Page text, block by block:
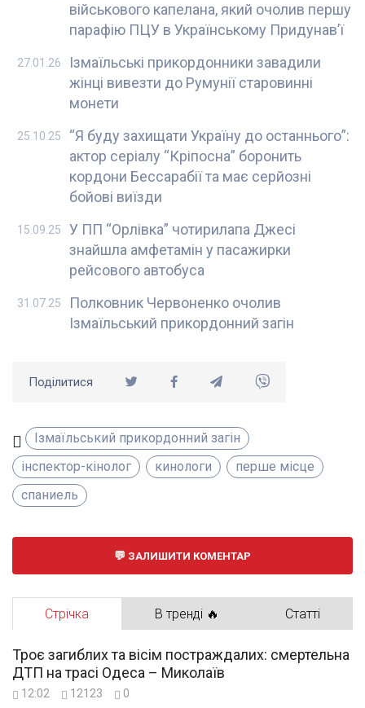
військового капелана, який очолив першу
парафію ПЦУ в Українському Придунав’ї
Ізмаїльські прикордонники завадили
жінці вивезти до Румунії старовинні
монети
27.01.26
“Я буду захищати Україну до останнього”:
актор серіалу “Кріпосна” боронить
кордони Бессарабії та має серйозні
бойові виїзди
25.10.25
У ПП “Орлівка” чотирилапа Джесі
знайшла амфетамін у пасажирки
рейсового автобуса
15.09.25
Полковник Червоненко очолив
Ізмаїльський прикордонний загін
31.07.25
Поділитися
Ізмаїльський прикордонний загін
інспектор-кінолог
кинологи
перше місце
спаниель
ЗАЛИШИТИ КОМЕНТАР
Стрічка В тренді 🔥 Статті
Троє загиблих та вісім постраждалих: смертельна
ДТП на трасі Одеса – Миколаїв
12:02 12123 0